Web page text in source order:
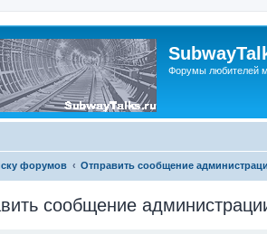
Форумы любителей
форумов Отправить сообщение
сообщение